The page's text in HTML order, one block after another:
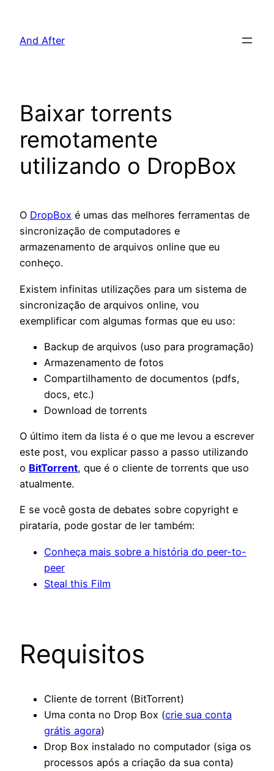
And After
Baixar torrents
remotamente
utilizando o DropBox
O DropBox é umas das melhores ferramentas de
sincronização de computadores e
armazenamento de arquivos online que eu
conheço.
Existem infinitas utilizações para um sistema de
sincronização de arquivos online, vou
exemplificar com algumas formas que eu uso:
Backup de arquivos (uso para programação)
Armazenamento de fotos
Compartilhamento de documentos (pdfs,
docs, etc.)
Download de torrents
O último item da lista é o que me levou a escrever
este post, vou explicar passo a passo utilizando
o BitTorrent, que é o cliente de torrents que uso
atualmente.
E se você gosta de debates sobre copyright e
pirataria, pode gostar de ler também:
Conheça mais sobre a história do peer-to-
peer
Steal this Film
Requisitos
Cliente de torrent (BitTorrent)
Uma conta no Drop Box (crie sua conta
grátis agora)
Drop Box instalado no computador (siga os
processos após a criação da sua conta)